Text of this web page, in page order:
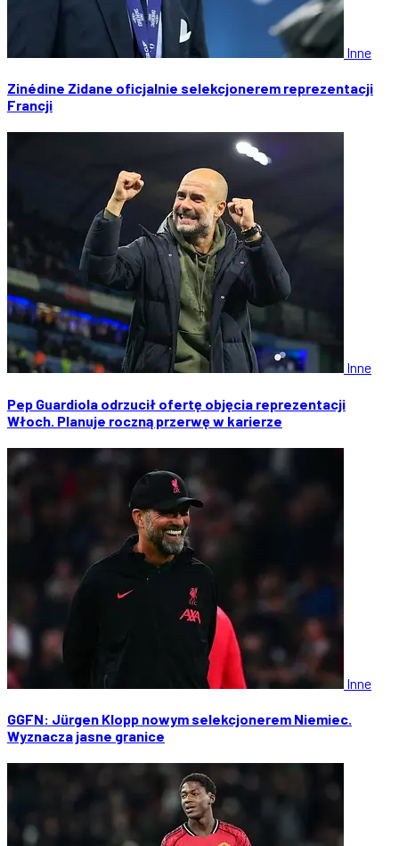
Inne
Zinédine Zidane oficjalnie selekcjonerem reprezentacji
Francji
Inne
Pep Guardiola odrzucił ofertę objęcia reprezentacji
Włoch. Planuje roczną przerwę w karierze
Inne
GGFN: Jürgen Klopp nowym selekcjonerem Niemiec.
Wyznacza jasne granice